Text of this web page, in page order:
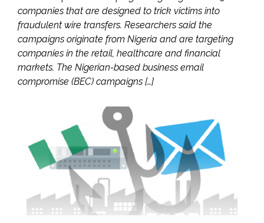
companies that are designed to trick victims into
fraudulent wire transfers. Researchers said the
campaigns originate from Nigeria and are targeting
companies in the retail, healthcare and financial
markets. The Nigerian-based business email
compromise (BEC) campaigns […]